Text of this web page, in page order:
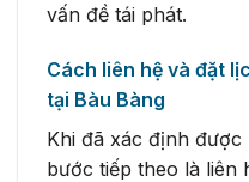
vấn đề tái phát.
Cách liên hệ và đặt
tại Bàu Bàng
Khi đã xác định được
bước tiếp theo là liên